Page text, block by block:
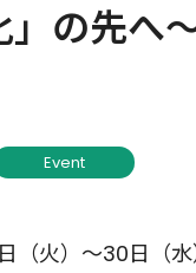
」の先
Event
（火）～30日（